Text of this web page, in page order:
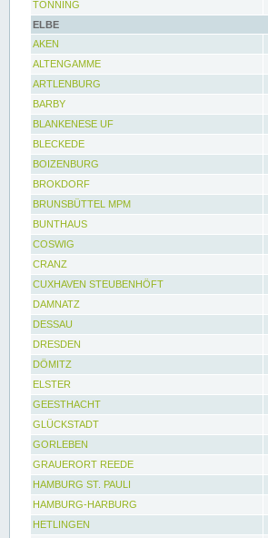
TÖNNING
ELBE
AKEN
ALTENGAMME
ARTLENBURG
BARBY
BLANKENESE UF
BLECKEDE
BOIZENBURG
BROKDORF
BRUNSBÜTTEL MPM
BUNTHAUS
COSWIG
CRANZ
CUXHAVEN STEUBENHÖFT
DAMNATZ
DESSAU
DRESDEN
DÖMITZ
ELSTER
GEESTHACHT
GLÜCKSTADT
GORLEBEN
GRAUERORT REEDE
HAMBURG ST. PAULI
HAMBURG-HARBURG
HETLINGEN